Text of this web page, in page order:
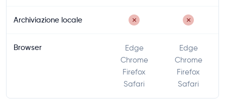
Archiviazione locale ✗ ✗
Browser
Edge
Chrome
Firefox
Safari
Edge
Chrome
Firefox
Safari